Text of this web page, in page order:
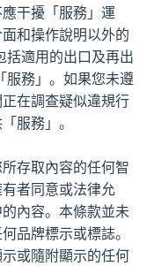
干擾「服務」運
和操作說明以外的
括適用的出口及再出
服務」。如果您未遵
在調查疑似違規行
服務」。
存取內容的任何智
者同意或法律允
內容。本條款並未
品牌標示或標誌。
或隨附顯示的任何